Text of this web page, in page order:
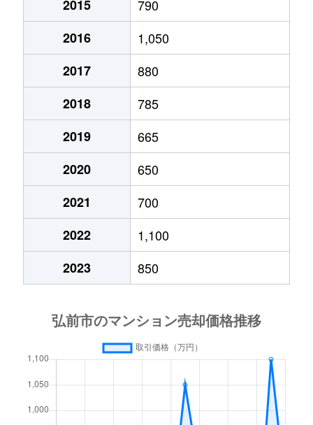
2015
790
2016
1,050
2017
880
2018
785
2019
665
2020
650
2021
700
2022
1,100
2023
850